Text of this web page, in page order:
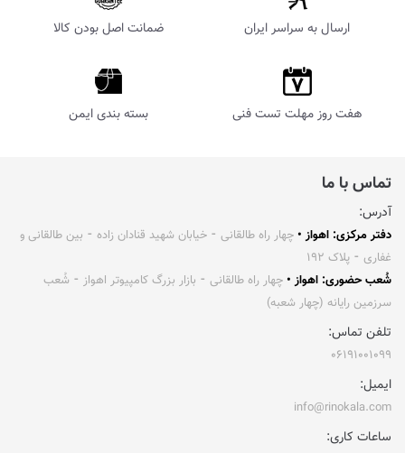
ارسال به سراسر ایران ضمانت اصل بودن کالا
هفت روز مهلت تست فنی بسته بندی ایمن
تماس با ما
آدرس:
دفتر مرکزی: اهواز • چهار راه طالقانی ⁃ خیابان شهید قنادان زاده ⁃ بین طالقانی و
غفاری ⁃ پلاک ۱۹۲
شُعب حضوری: اهواز • چهار راه طالقانی ⁃ بازار بزرگ کامپیوتر اهواز ⁃ شُعب
سرزمین رایانه (چهار شعبه)
تلفن تماس:
۰۶۱۹۱۰۰۱۰۹۹
ایمیل:
info@rinokala.com
ساعات کاری: